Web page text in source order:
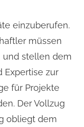
einzuberufen.
müssen
und stellen dem
Expertise zur
für Projekte
Der Vollzug
obliegt dem